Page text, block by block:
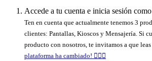
Accede a tu cuenta e inicia sesión
Ten en cuenta que actualmente tenemos 3
clientes: Pantallas, Kioscos y Mensajería. Si
producto con nosotros, te invitamos a que
plataforma ha cambiado! 🧏🏻‍♂️